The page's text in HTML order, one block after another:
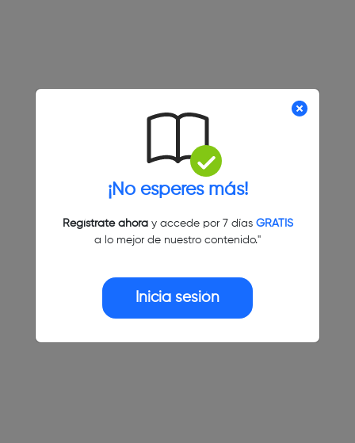
¡No esperes más!
Regístrate ahoray accede por 7 días GRATIS
a lo mejor de nuestro contenido."
Inicia sesión